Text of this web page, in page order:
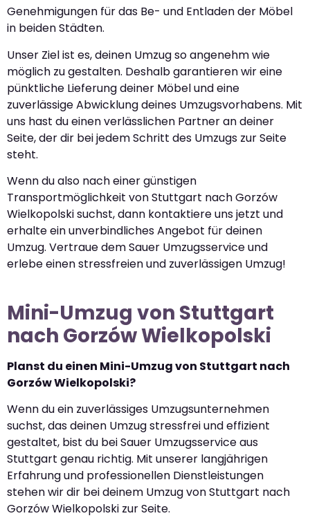
Genehmigungen für das Be- und Entladen der Möbel
in beiden Städten.
Unser Ziel ist es, deinen Umzug so angenehm wie
möglich zu gestalten. Deshalb garantieren wir eine
pünktliche Lieferung deiner Möbel und eine
zuverlässige Abwicklung deines Umzugsvorhabens. Mit
uns hast du einen verlässlichen Partner an deiner
Seite, der dir bei jedem Schritt des Umzugs zur Seite
steht.
Wenn du also nach einer günstigen
Transportmöglichkeit von Stuttgart nach Gorzów
Wielkopolski suchst, dann kontaktiere uns jetzt und
erhalte ein unverbindliches Angebot für deinen
Umzug. Vertraue dem Sauer Umzugsservice und
erlebe einen stressfreien und zuverlässigen Umzug!
Mini-Umzug von Stuttgart
nach Gorzów Wielkopolski
Planst du einen Mini-Umzug von Stuttgart nach
Gorzów Wielkopolski?
Wenn du ein zuverlässiges Umzugsunternehmen
suchst, das deinen Umzug stressfrei und effizient
gestaltet, bist du bei Sauer Umzugsservice aus
Stuttgart genau richtig. Mit unserer langjährigen
Erfahrung und professionellen Dienstleistungen
stehen wir dir bei deinem Umzug von Stuttgart nach
Gorzów Wielkopolski zur Seite.